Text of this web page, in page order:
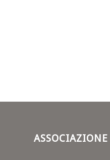
ASSOCIAZIONE